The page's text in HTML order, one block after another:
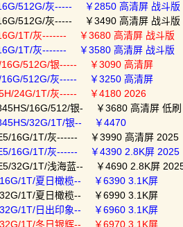
512G/灰----- ￥2850 高清屏 战斗版
512G/灰----- ￥3490 高清屏 战斗版
1T/灰------- ￥3680 高清屏 战斗版
1T/灰------- ￥3580 高清屏 战斗版
16G/512G/银----- ￥3090 高清屏
16G/512G/灰----- ￥3250 高清屏
24G/1T/灰----- ￥4180 2026
16G/512/银- ￥3680 高清屏 低刷
32G/1T/银-- ￥4470
16G/1T/灰------ ￥3990 高清屏 2025
16G/1T/灰------ ￥4390 2.8K屏 2025
32G/1T/浅海蓝-- ￥4690 2.8K屏
16G/1T/夏日橄榄-- ￥6390 3.1K屏
32G/1T/夏日橄榄-- ￥6990 3.1K屏
32G/1T/日出印象-- ￥6960 3.1K屏
32G/1T/冬日银辉-- ￥6970 3.1K屏